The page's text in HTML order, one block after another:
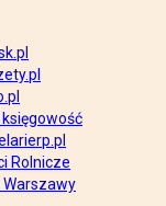
księgowość
Rolnicze
Warszawy